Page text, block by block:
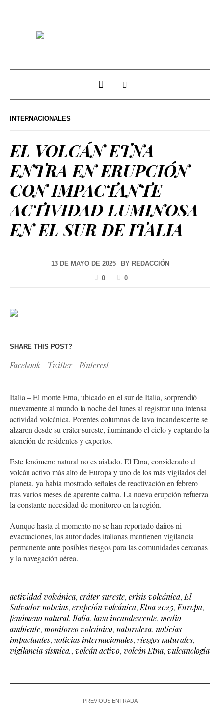
INTERNACIONALES
EL VOLCÁN ETNA
ENTRA EN ERUPCIÓN
CON IMPACTANTE
ACTIVIDAD LUMINOSA
EN EL SUR DE ITALIA
13 DE MAYO DE 2025 BY REDACCIÓN
0
0
SHARE THIS POST?
Facebook Twitter Pinterest
Italia – El monte Etna, ubicado en el sur de Italia, sorprendió
nuevamente al mundo la noche del lunes al registrar una intensa
actividad volcánica. Potentes columnas de lava incandescente se
alzaron desde su cráter sureste, iluminando el cielo y captando la
atención de residentes y expertos.
Este fenómeno natural no es aislado. El Etna, considerado el
volcán activo más alto de Europa y uno de los más vigilados del
planeta, ya había mostrado señales de reactivación en febrero
tras varios meses de aparente calma. La nueva erupción refuerza
la constante necesidad de monitoreo en la región.
Aunque hasta el momento no se han reportado daños ni
evacuaciones, las autoridades italianas mantienen vigilancia
permanente ante posibles riesgos para las comunidades cercanas
y la navegación aérea.
actividad volcánica, cráter sureste, crisis volcánica, El
Salvador noticias, erupción volcánica, Etna 2025, Europa,
fenómeno natural, Italia, lava incandescente, medio
ambiente, monitoreo volcánico, naturaleza, noticias
impactantes, noticias internacionales, riesgos naturales,
vigilancia sísmica., volcán activo, volcán Etna, vulcanología
PREVIOUS ENTRADA